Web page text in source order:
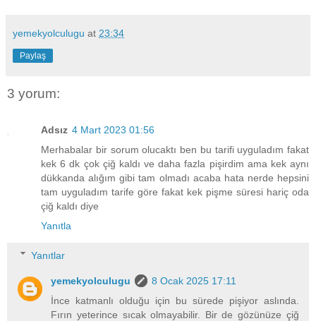
yemekyolculugu at 23:34
Paylaş
3 yorum:
Adsız 4 Mart 2023 01:56
Merhabalar bir sorum olucaktı ben bu tarifi uyguladım fakat
kek 6 dk çok çiğ kaldı ve daha fazla pişirdim ama kek aynı
dükkanda alığım gibi tam olmadı acaba hata nerde hepsini
tam uyguladım tarife göre fakat kek pişme süresi hariç oda
çiğ kaldı diye
Yanıtla
Yanıtlar
yemekyolculugu
8 Ocak 2025 17:11
İnce katmanlı olduğu için bu sürede pişiyor aslında.
Fırın yeterince sıcak olmayabilir. Bir de gözünüze çiğ